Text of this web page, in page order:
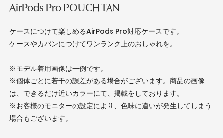
AirPods Pro POUCH TAN
ケースにつけて楽しめるAirPods Pro対応ケースです。
ケースやカバンにつけてワンランク上のおしゃれを。
※モデル着用画像は一例です。
※個体ごとに若干の誤差がある場合がございます。商品の画像
は、できるだけ近いカラーにて、掲載をしております。
※お客様のモニターの設定により、色味に違いが発生してしまう
場合もございます。